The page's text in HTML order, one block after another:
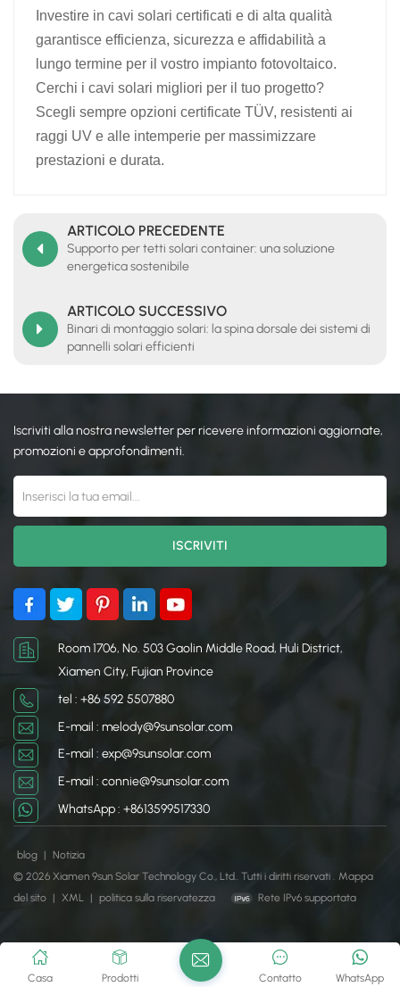
Investire in cavi solari certificati e di alta qualità
garantisce efficienza, sicurezza e affidabilità a
lungo termine per il vostro impianto fotovoltaico.
Cerchi i cavi solari migliori per il tuo progetto?
Scegli sempre opzioni certificate TÜV, resistenti ai
raggi UV e alle intemperie per massimizzare
prestazioni e durata.
ARTICOLO PRECEDENTE
Supporto per tetti solari container: una soluzione
energetica sostenibile
ARTICOLO SUCCESSIVO
Binari di montaggio solari: la spina dorsale dei sistemi di
pannelli solari efficienti
Iscriviti alla nostra newsletter per ricevere informazioni aggiornate,
promozioni e approfondimenti.
Room 1706, No. 503 Gaolin Middle Road, Huli District,
Xiamen City, Fujian Province
tel : +86 592 5507880
E-mail : melody@9sunsolar.com
E-mail : exp@9sunsolar.com
E-mail : connie@9sunsolar.com
WhatsApp : +8613599517330
blog | Notizia
© 2026 Xiamen 9sun Solar Technology Co., Ltd.. Tutti i diritti riservati .
Mappa
del sito | XML | politica sulla riservatezza Rete IPv6 supportata
Casa Prodotti WhatsApp
Contatto